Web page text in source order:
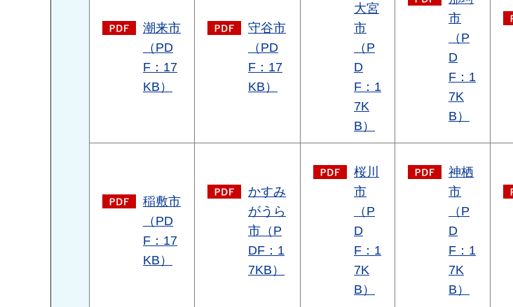
潮来市
（PD
F：17
KB）
守谷市
（PD
F：17
KB）
大宮
市
（P
D
F：1
7K
B）
市
（P
D
F：1
7K
B）
稲敷市
（PD
F：17
KB）
かすみ
がうら
市（P
DF：1
7KB）
桜川
市
（P
D
F：1
7K
B）
神栖
市
（P
D
F：1
7K
B）